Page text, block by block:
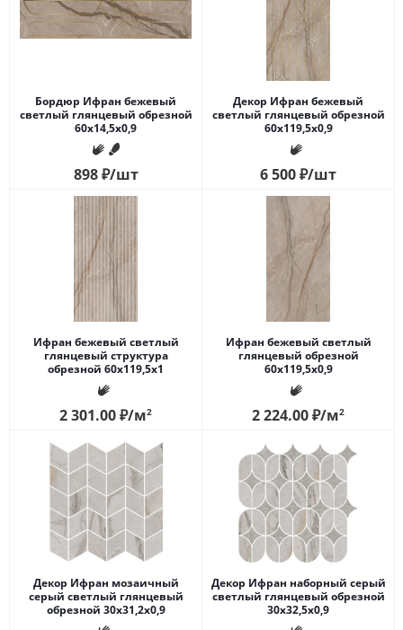
Бордюр Ифран бежевый
светлый глянцевый обрезной
60x14,5x0,9
898₽/шт
Декор Ифран бежевый
светлый глянцевый обрезной
60x119,5x0,9
6 500₽/шт
Ифран бежевый светлый
глянцевый структура
обрезной 60x119,5x1
2 301.00₽/м2
Ифран бежевый светлый
глянцевый обрезной
60x119,5x0,9
2 224.00₽/м2
Декор Ифран мозаичный
серый светлый глянцевый
обрезной 30x31,2x0,9
Декор Ифран наборный серый
светлый глянцевый обрезной
30x32,5x0,9